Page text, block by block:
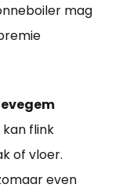
mag
flink
of vloer.
even